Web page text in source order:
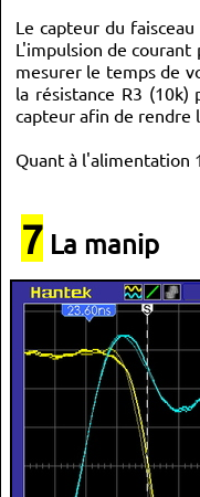
Le capteur du
L'impulsion de
mesurer le temps de
la résistance R3
capteur afin de rendre
Quant à l'alimentation
7 La manip